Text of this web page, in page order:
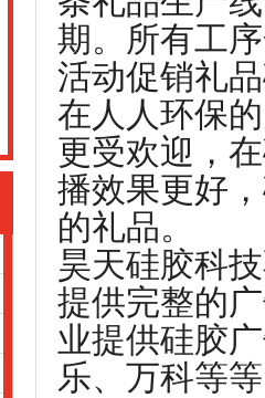
期。所有工
活动促销礼
在人人环保
更受欢迎，
播效果更好
的礼品。
昊天硅胶科
提供完整的
业提供硅胶
乐、万科等